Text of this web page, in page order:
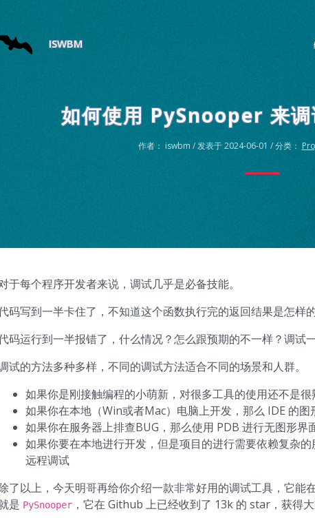
ISWBM
如何使用 PySnooper 来
作者： iswbm / 发表于 2024-06-01 / 分类：
于每个程序开发者来说，调试几乎是必备技能。
码写到一半卡住了，不知道这个函数执行完的返回结果是怎样
码运行到一半报错了，什么情况？怎么跟预期的不一样？调试
试的方法多种多样，不同的调试方法适合不同的场景和人群。
如果你是刚接触编程的小萌新，对很多工具的使用还不是
如果你在本地（Win或者Mac）电脑上开发，那么 IDE 的图
如果你在服务器上排查BUG，那么使用 PDB 进行无图形界
如果你要在本地进行开发，但是项目的进行需要依赖复杂
远程调试
了以上，今天明哥再给你介绍一款非常好用的调试工具，它能
是 PySnooper ，它在 Github 上已经收到了 13k 的 star，获得大